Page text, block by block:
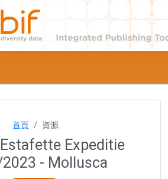
首頁 資源
Expeditie
- Mollusca